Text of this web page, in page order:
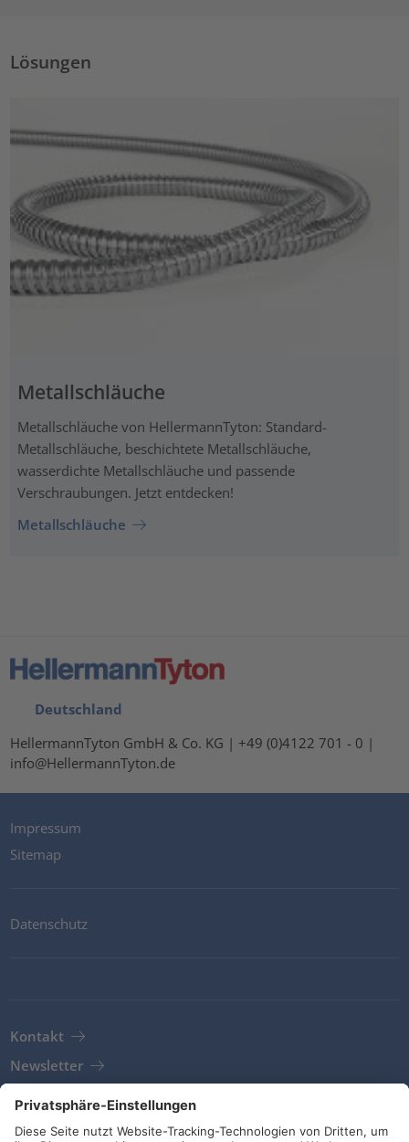
Lösungen
Metallschläuche
Metallschläuche von HellermannTyton: Standard-
Metallschläuche, beschichtete Metallschläuche,
wasserdichte Metallschläuche und passende
Verschraubungen. Jetzt entdecken!
Metallschläuche
Deutschland
HellermannTyton GmbH & Co. KG | +49 (0)4122 701 - 0 |
info@HellermannTyton.de
Impressum
Sitemap
Datenschutz
Kontakt
Newsletter
AGB